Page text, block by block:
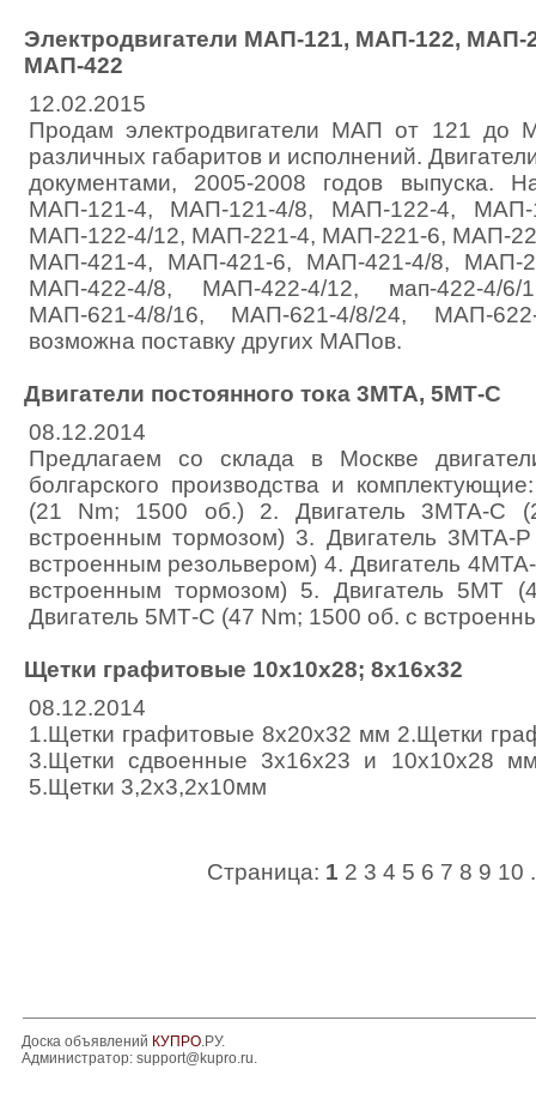
Электродвигатели МАП-121, МАП-122, МАП-
МАП-422
12.02.2015
Продам электродвигатели МАП от 121 до
различных габаритов и исполнений.
документами, 2005-2008 годов выпуска.
МАП-121-4, МАП-121-4/8, МАП-122-4, МАП-
МАП-122-4/12, МАП-221-4, МАП-221-6, МАП-
МАП-421-4, МАП-421-6, МАП-421-4/8, МАП-
МАП-422-4/8, МАП-422-4/12, мап-422-4/6/
МАП-621-4/8/16, МАП-621-4/8/24, МАП-
возможна поставку других МАПов.
Двигатели постоянного тока 3МТА, 5МТ-С
08.12.2014
Предлагаем со склада в Москве
болгарского производства и
(21 Nm; 1500 об.) 2. Двигатель 3МТА-С
встроенным тормозом) 3. Двигатель 3МТА-
встроенным резольвером) 4. Двигатель
встроенным тормозом) 5. Двигатель 5МТ
Двигатель 5МТ-С (47 Nm; 1500 об. с
Щетки графитовые 10х10х28; 8х16х32
08.12.2014
1.Щетки графитовые 8х20х32 мм 2.Щетки
3.Щетки сдвоенные 3х16х23 и 10х10х28
5.Щетки 3,2х3,2х10мм
Страница: 1 2 3 4 5 6 7 8 9 10
Доска объявлений КУПРО.РУ.
Администратор: support@kupro.ru.